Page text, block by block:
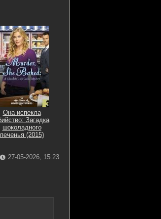
Она испекла
Загадка
шоколадного
печенья (2015)
27-05-2026, 15:23